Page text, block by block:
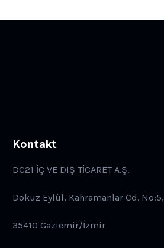
Kontakt
DC21 İÇ VE DIŞ TİCARET A.Ş.
Dokuz Eylül, Kahramanlar Cd. No:5,
35410 Gaziemir/İzmir